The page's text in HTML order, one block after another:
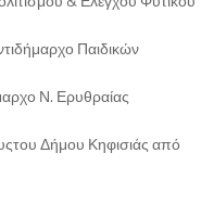
Παιδικών
Ν. Ερυθραίας
Δήμου Κηφισιάς από